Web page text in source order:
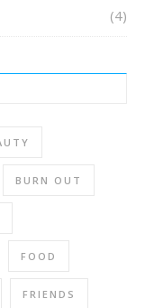
(4)
BURN OUT
FOOD
FRIENDS